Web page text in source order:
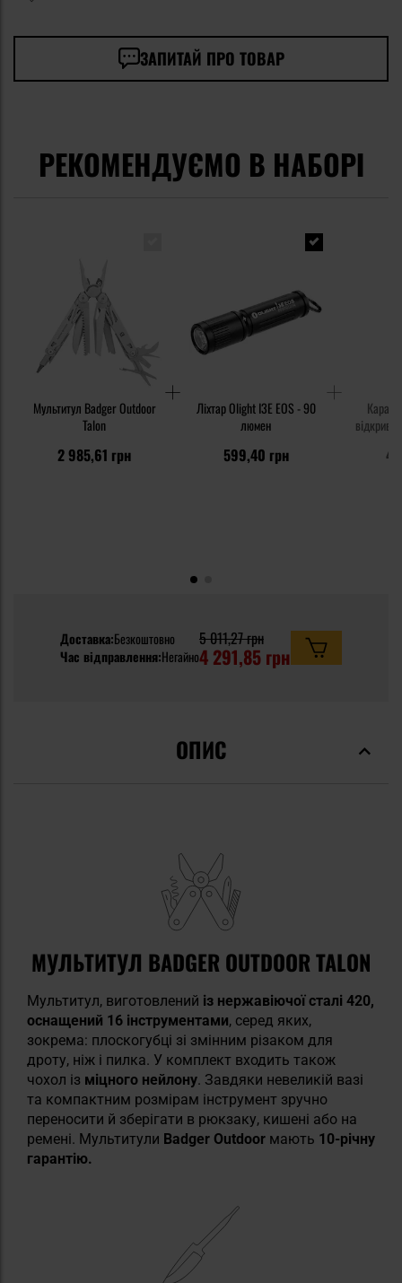
ЗАПИТАЙ ПРО ТОВАР
РЕКОМЕНДУЄМО В НАБОРІ
Мультитул Badger Outdoor
Talon
2 985,61 грн
Ліхтар Olight I3E EOS - 90
люмен
599,40 грн
Доставка:Безкоштовно
Час відправлення:Негайно
5 011,27 грн
4 291,85 грн
ОПИС
МУЛЬТИТУЛ BADGER OUTDOOR TALON
Мультитул, виготовлений із нержавіючої сталі 420,
оснащений 16 інструментами, серед яких,
зокрема: плоскогубці зі змінним різаком для
дроту, ніж і пилка. У комплект входить також
чохол із міцного нейлону. Завдяки невеликій вазі
та компактним розмірам інструмент зручно
переносити й зберігати в рюкзаку, кишені або на
ремені. Мультитули Badger Outdoor мають 10-річну
гарантію.